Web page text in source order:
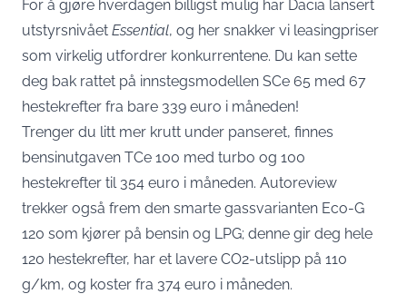
For å gjøre hverdagen billigst mulig har Dacia lansert
utstyrsnivået Essential, og her snakker vi leasingpriser
som virkelig utfordrer konkurrentene. Du kan sette
deg bak rattet på innstegsmodellen SCe 65 med 67
hestekrefter fra bare 339 euro i måneden!
Trenger du litt mer krutt under panseret, finnes
bensinutgaven TCe 100 med turbo og 100
hestekrefter til 354 euro i måneden. Autoreview
trekker også frem den smarte gassvarianten Eco-G
120 som kjører på bensin og LPG; denne gir deg hele
120 hestekrefter, har et lavere CO2-utslipp på 110
g/km, og koster fra 374 euro i måneden.